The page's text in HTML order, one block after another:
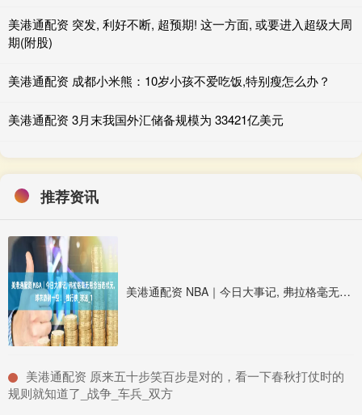
美港通配资 突发, 利好不断, 超预期! 这一方面, 或要进入超级大周
期(附股)
美港通配资 成都小米熊：10岁小孩不爱吃饭,特别瘦怎么办？
美港通配资 3月末我国外汇储备规模为 33421亿美元
推荐资讯
美港通配资 NBA｜今日大事记, 弗拉格毫无悬念当选状元, 球衣热销一空！_独行侠_球迷_1
​美港通配资 原来五十步笑百步是对的，看一下春秋打仗时的
规则就知道了_战争_车兵_双方